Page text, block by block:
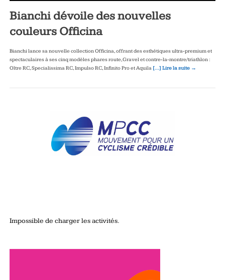
Bianchi dévoile des nouvelles
couleurs Officina
Bianchi lance sa nouvelle collection Officina, offrant des esthétiques ultra‑premium et
spectaculaires à ses cinq modèles phares route, Gravel et contre‑la‑montre/triathlon :
Oltre RC, Specialissima RC, Impulso RC, Infinito Pro et Aquila […] Lire la suite →
Impossible de charger les activités.